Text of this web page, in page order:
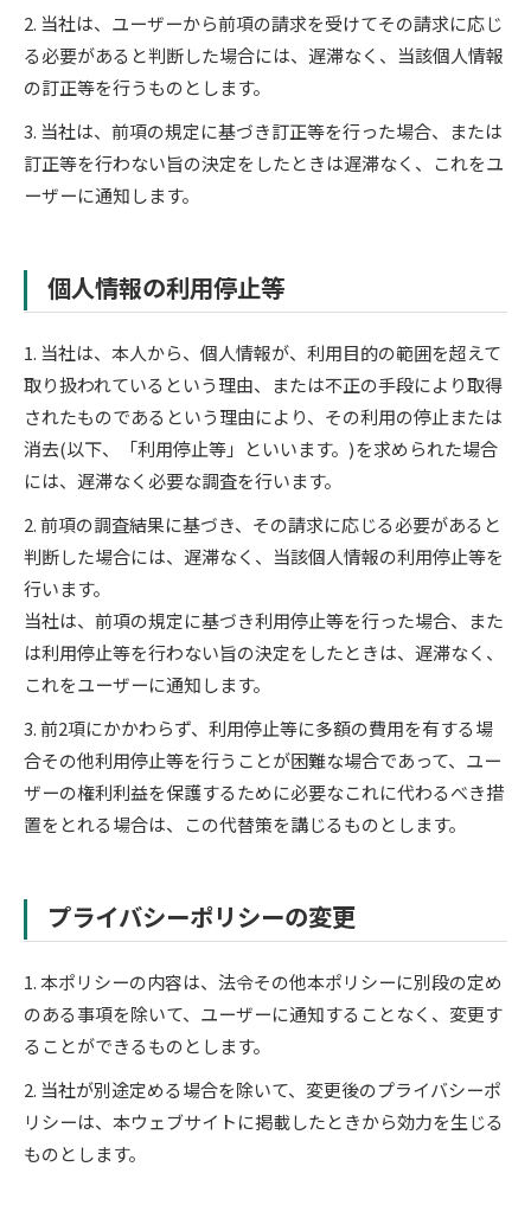
2. 当社は、ユーザーから前項の請求を受けてその請求に応じ
る必要があると判断した場合には、遅滞なく、当該個人情報
の訂正等を行うものとします。
3. 当社は、前項の規定に基づき訂正等を行った場合、または
訂正等を行わない旨の決定をしたときは遅滞なく、これをユ
ーザーに通知します。
個人情報の利用停止等
1. 当社は、本人から、個人情報が、利用目的の範囲を超えて
取り扱われているという理由、または不正の手段により取得
されたものであるという理由により、その利用の停止または
消去(以下、「利用停止等」といいます。)を求められた場合
には、遅滞なく必要な調査を行います。
2. 前項の調査結果に基づき、その請求に応じる必要があると
判断した場合には、遅滞なく、当該個人情報の利用停止等を
行います。
当社は、前項の規定に基づき利用停止等を行った場合、また
は利用停止等を行わない旨の決定をしたときは、遅滞なく、
これをユーザーに通知します。
3. 前2項にかかわらず、利用停止等に多額の費用を有する場
合その他利用停止等を行うことが困難な場合であって、ユー
ザーの権利利益を保護するために必要なこれに代わるべき措
置をとれる場合は、この代替策を講じるものとします。
プライバシーポリシーの変更
1. 本ポリシーの内容は、法令その他本ポリシーに別段の定め
のある事項を除いて、ユーザーに通知することなく、変更す
ることができるものとします。
2. 当社が別途定める場合を除いて、変更後のプライバシーポ
リシーは、本ウェブサイトに掲載したときから効力を生じる
ものとします。
お問い合わせはこちら